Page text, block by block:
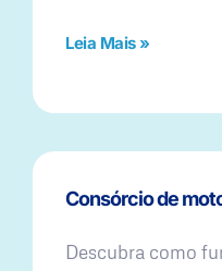
Leia Mais »
Consórcio de
Descubra como